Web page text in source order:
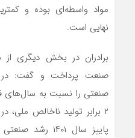
مواد واسطه‌ای بوده و
نهایی است.
برادران در بخش دیگری
صنعت پرداخت و گفت:
صنعتی را نسبت به سال‌های
۲ برابر تولید ناخالص